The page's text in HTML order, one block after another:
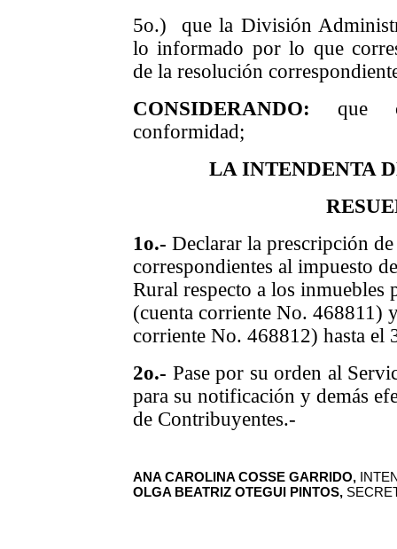
5o.)
que la División
lo informado por lo que
de la resolución
CONSIDERANDO: que
conformidad;
LA INTENDENTA
1o.- Declarar la prescripción
correspondientes al impuesto
Rural respecto a los inmuebles
(cuenta corriente No. 468811)
corriente No. 468812) hasta el
2o.- Pase por su orden al
para su notificación y demás
de Contribuyentes.-
ANA CAROLINA COSSE GARRIDO,
OLGA BEATRIZ OTEGUI PINTOS,